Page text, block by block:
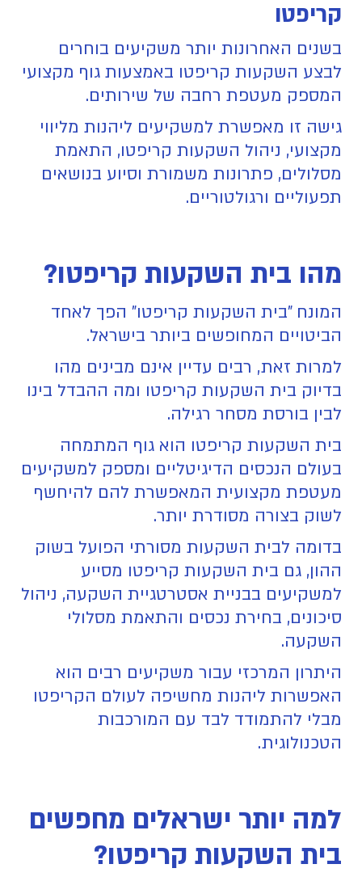
קריפטו
בשנים האחרונות יותר משקיעים בוחרים
לבצע השקעות קריפטו באמצעות גוף מקצועי
המספק מעטפת רחבה של שירותים.
גישה זו מאפשרת למשקיעים ליהנות מליווי
מקצועי, ניהול השקעות קריפטו, התאמת
מסלולים, פתרונות משמורת וסיוע בנושאים
תפעוליים ורגולטוריים.
מהו בית השקעות קריפטו?
המונח "בית השקעות קריפטו" הפך לאחד
הביטויים המחופשים ביותר בישראל.
למרות זאת, רבים עדיין אינם מבינים מהו
בדיוק בית השקעות קריפטו ומה ההבדל בינו
לבין בורסת מסחר רגילה.
בית השקעות קריפטו הוא גוף המתמחה
בעולם הנכסים הדיגיטליים ומספק למשקיעים
מעטפת מקצועית המאפשרת להם להיחשף
לשוק בצורה מסודרת יותר.
בדומה לבית השקעות מסורתי הפועל בשוק
ההון, גם בית השקעות קריפטו מסייע
למשקיעים בבניית אסטרטגיית השקעה, ניהול
סיכונים, בחירת נכסים והתאמת מסלולי
השקעה.
היתרון המרכזי עבור משקיעים רבים הוא
האפשרות ליהנות מחשיפה לעולם הקריפטו
מבלי להתמודד לבד עם המורכבות
הטכנולוגית.
למה יותר ישראלים מחפשים
בית השקעות קריפטו?